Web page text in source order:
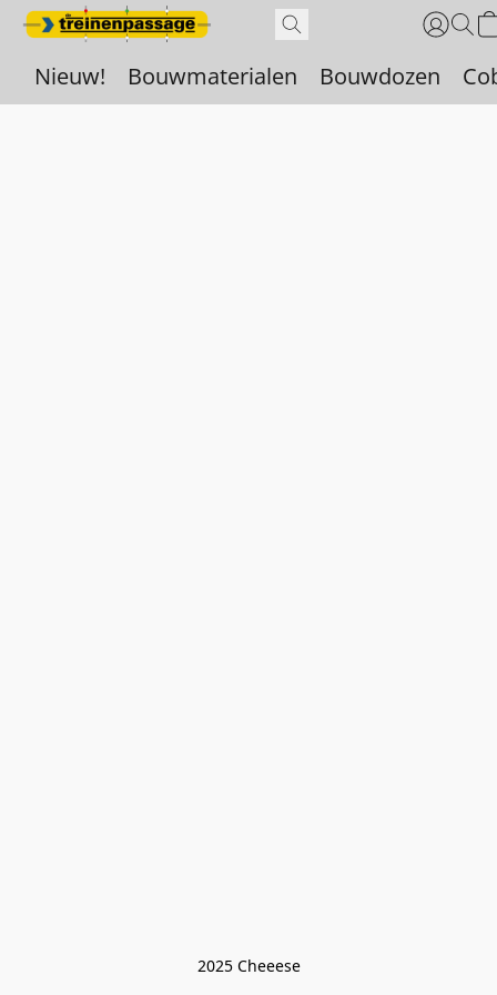
Nieuw! Bouwmaterialen Bouwdozen
2025 Cheeese